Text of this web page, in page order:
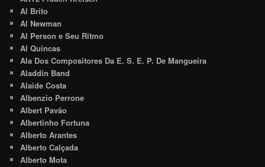
Al Brito
Al Newman
Al Person e Seu Ritmo
Al Quincas
Ala Dos Compositores Da E. S. E. P. De Mangueira
Aladdin Band
Alaide Costa
Albenzio Perrone
Albert Pavão
Albertinho Fortuna
Alberto Arantes
Alberto Calçada
Alberto Mota